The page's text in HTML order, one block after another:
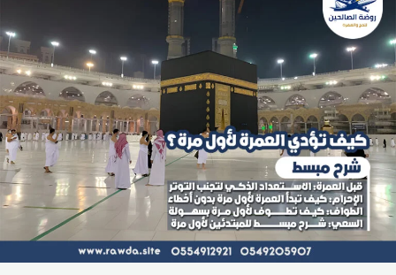
العمرة
لأول
مرة؟
شرح
مبسط